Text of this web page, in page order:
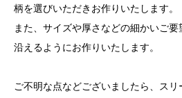
柄を選びいただきお作りいたします。
また、サイズや厚さなどの細かいご
沿えるようにお作りいたします。
ご不明な点などございましたら、スリ